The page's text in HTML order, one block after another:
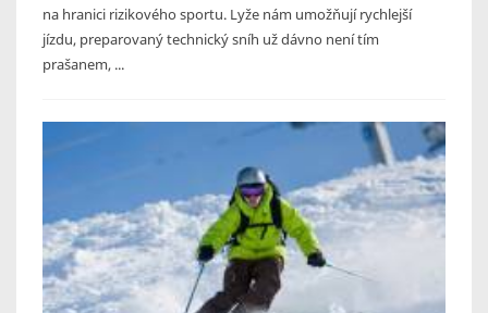
na hranici rizikového sportu. Lyže nám umožňují rychlejší
jízdu, preparovaný technický sníh už dávno není tím
prašanem, ...